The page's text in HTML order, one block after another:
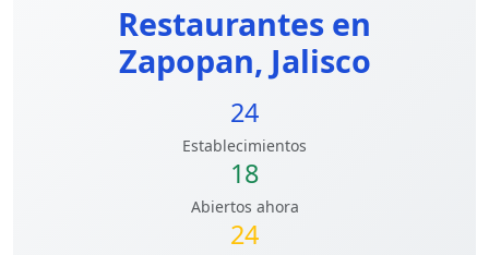
Restaurantes en
Zapopan, Jalisco
24
Establecimientos
18
Abiertos ahora
24